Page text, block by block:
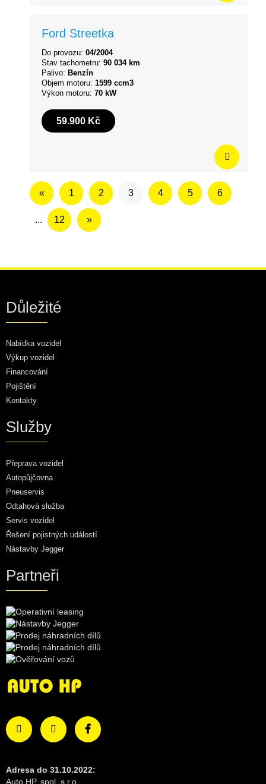
Ford Streetka
Do provozu: 04/2004
Stav tachometru: 90 034 km
Palivo: Benzín
Objem motoru: 1599 ccm3
Výkon motoru: 70 kW
59.900 Kč
« 1 2 3 4 5 6
... 12 »
Důležité
Nabídka vozidel
Výkup vozidel
Financování
Pojištění
Kontakty
Služby
Přeprava vozidel
Autopůjčovna
Pneuservis
Odtahová služba
Servis vozidel
Řešení pojistných událostí
Nástavby Jegger
Partneři
Adresa do 31.10.2022:
Auto HP, spol. s.r.o.